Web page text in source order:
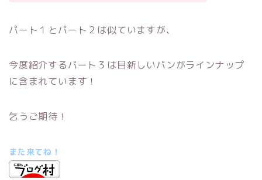
パート１とパート２は似ていますが、
今度紹介するパート３は目新しいパンがラインナップ
に含まれています！
乞うご期待！
また来てね！